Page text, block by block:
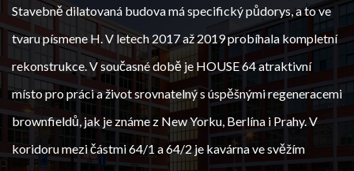
Stavebně dilatovaná budova má specifický půdorys, a to ve
tvaru písmene H. V letech 2017 až 2019 probíhala kompletní
rekonstrukce. V současné době je HOUSE 64 atraktivní
místo pro práci a život srovnatelný s úspěšnými regeneracemi
brownfieldů, jak je známe z New Yorku, Berlína i Prahy. V
koridoru mezi částmi 64/1 a 64/2 je kavárna ve svěžím